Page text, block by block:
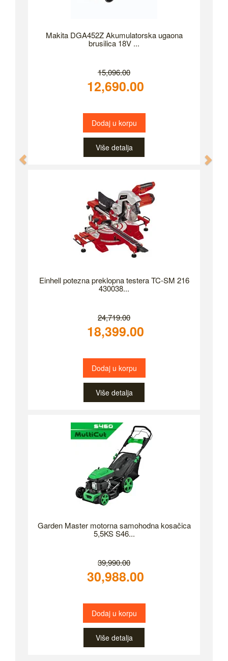
Makita DGA452Z Akumulatorska ugaona
brusilica 18V ...
15,096.00
12,690.00
Dodaj u korpu
Više detalja
Einhell potezna preklopna testera TC-SM 216
430038...
24,719.00
18,399.00
Dodaj u korpu
Više detalja
Garden Master motorna samohodna kosačica
5,5KS S46...
39,990.00
30,988.00
Dodaj u korpu
Više detalja